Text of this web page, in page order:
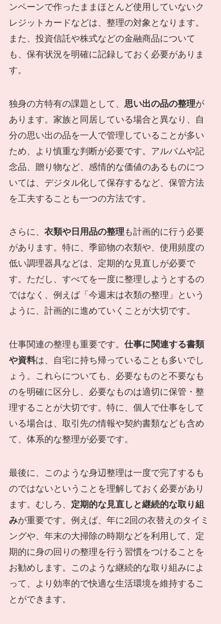
ンペーンで作ったままほとんど使用していないク
レジットカードなどは、整理の対象となります。
また、投資信託や株式などの金融商品について
も、保有状況を明確に記録しておく必要がありま
す。
独身の方特有の課題として、 思い出の品の整理が
あります。家族と同居している場合と異なり、自
分の思い出の品を一人で管理していることが多い
ため、より慎重な判断が必要です。アルバムや記
念品、贈り物など、感情的な価値のあるものにつ
いては、デジタル化して保存するなど、保管方法
を工夫することも一つの方法です。
さらに、 衣類や日用品の整理 も計画的に行う必要
があります。特に、季節物の衣類や、使用頻度の
低い調理器具などは、定期的な見直しが必要で
す。ただし、すべてを一度に整理しようとするの
ではなく、例えば「今週末は衣類の整理」という
ように、計画的に進めていくことが大切です。
仕事関連の整理も重要です。 仕事に関連する書類
や資料は、自宅に持ち帰っていることも多いでし
ょう。これらについても、必要なものと不要なも
のを明確に区分し、必要なものは適切に保管・整
理することが大切です。特に、個人で仕事をして
いる場合は、取引先の情報や契約書類なども含め
て、体系的な整理が必要です。
最後に、このような身辺整理は一度で完了するも
のではないということを理解しておく必要があり
ます。むしろ、 定期的な見直しと継続的な取り組
みが重要です。例えば、年に2回の衣替えのタイミ
ングや、年末の大掃除の時期などを利用して、定
期的に身の回りの整理を行う習慣をつけることを
お勧めします。このような継続的な取り組みによ
って、より効率的で快適な生活環境を維持するこ
とができます。